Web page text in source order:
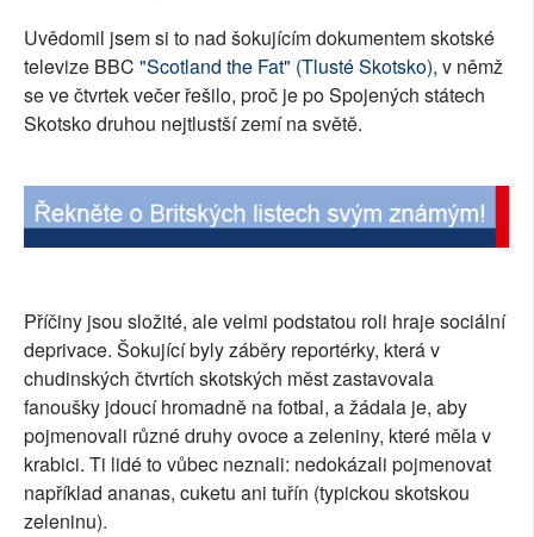
Uvědomil jsem si to nad šokujícím dokumentem skotské
televize BBC "Scotland the Fat" (Tlusté Skotsko), v němž
se ve čtvrtek večer řešilo, proč je po Spojených státech
Skotsko druhou nejtlustší zemí na světě.
Příčiny jsou složité, ale velmi podstatou roli hraje sociální
deprivace. Šokující byly záběry reportérky, která v
chudinských čtvrtích skotských měst zastavovala
fanoušky jdoucí hromadně na fotbal, a žádala je, aby
pojmenovali různé druhy ovoce a zeleniny, které měla v
krabici. Ti lidé to vůbec neznali: nedokázali pojmenovat
například ananas, cuketu ani tuřín (typickou skotskou
zeleninu).